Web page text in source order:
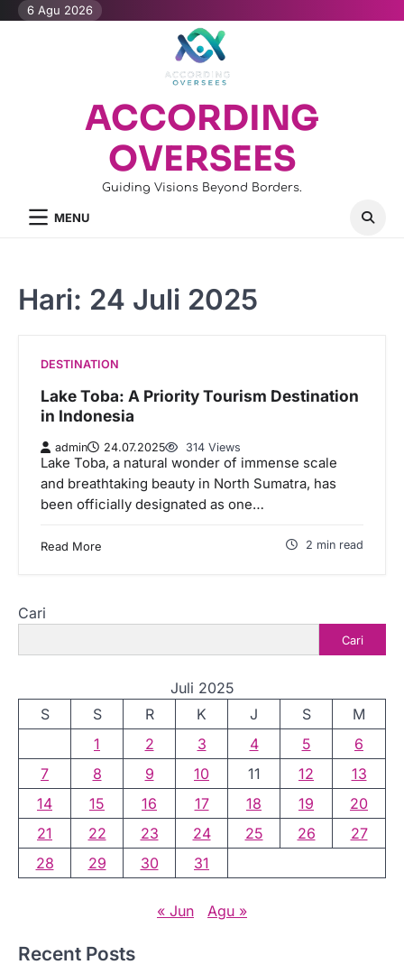
Skip6 Agu 2026
ACCORDING
OVERSEES
Guiding Visions Beyond Borders.
MENU
Hari: 24 Juli 2025
DESTINATION
Lake Toba: A Priority Tourism Destination
in Indonesia
admin 24.07.2025 314 Views
Lake Toba, a natural wonder of immense scale
and breathtaking beauty in North Sumatra, has
been officially designated as one…
Read More 2 min read
Cari
Cari
Juli 2025
S
S R K J S
M
1
2 3 4 5
6
7
8 9 10 11 12
13
14
15 16 17 18 19
20
21
22 23 24 25 26
27
28
29 30 31
« Jun Agu »
Recent Posts